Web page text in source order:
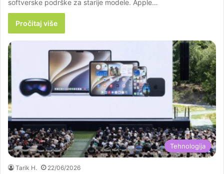
softverske podrške za starije modele. Apple…
Pročitaj više
Tehnologija
Tarik H. 22/06/2026